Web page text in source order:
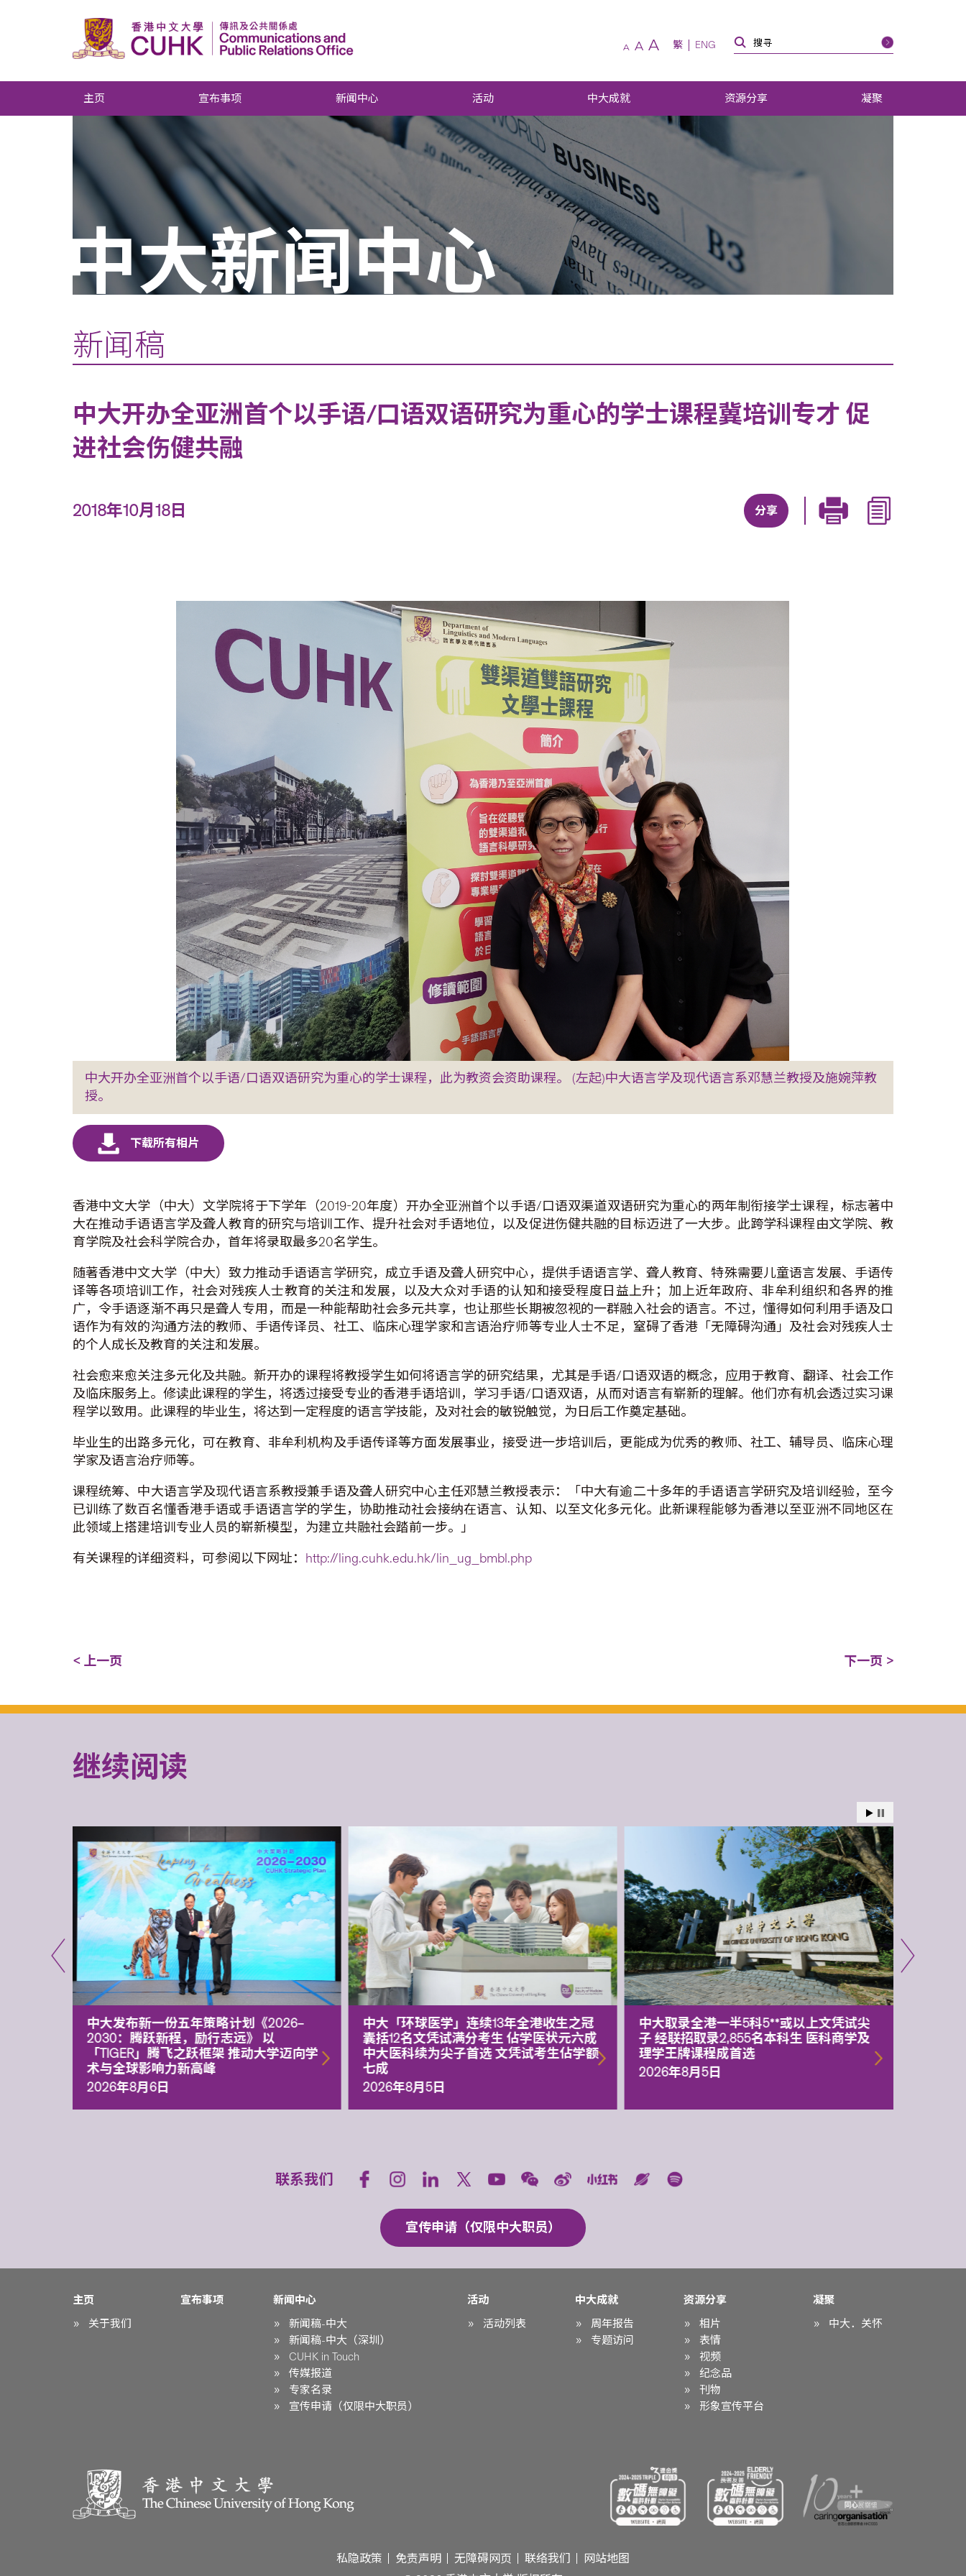
A A A 繁 ENG
主页 宣布事项 新闻中心 活动 中大成就 资源分享 凝聚
中大新闻中心
新闻稿
中大开办全亚洲首个以手语/口语双语研究为重心的学士课程冀培训专才 促
进社会伤健共融
2018年10月18日 分享
中大开办全亚洲首个以手语/口语双语研究为重心的学士课程，此为教资会资助课程。 (左起)中大语言学及现代语言系邓慧兰教授及施婉萍教
授。
香港中文大学（中大）文学院将于下学年（2019-20年度）开办全亚洲首个以手语/口语双渠道双语研究为重心的两年制衔接学士课程，标志著中
大在推动手语语言学及聋人教育的研究与培训工作、提升社会对手语地位，以及促进伤健共融的目标迈进了一大步。此跨学科课程由文学院、教
育学院及社会科学院合办，首年将录取最多20名学生。
随著香港中文大学（中大）致力推动手语语言学研究，成立手语及聋人研究中心，提供手语语言学、聋人教育、特殊需要儿童语言发展、手语传
译等各项培训工作，社会对残疾人士教育的关注和发展，以及大众对手语的认知和接受程度日益上升；加上近年政府、非牟利组织和各界的推
广，令手语逐渐不再只是聋人专用，而是一种能帮助社会多元共享，也让那些长期被忽视的一群融入社会的语言。不过，懂得如何利用手语及口
语作为有效的沟通方法的教师、手语传译员、社工、临床心理学家和言语治疗师等专业人士不足，窒碍了香港「无障碍沟通」及社会对残疾人士
的个人成长及教育的关注和发展。
社会愈来愈关注多元化及共融。新开办的课程将教授学生如何将语言学的研究结果，尤其是手语/口语双语的概念，应用于教育、翻译、社会工作
及临床服务上。修读此课程的学生，将透过接受专业的香港手语培训，学习手语/口语双语，从而对语言有崭新的理解。他们亦有机会透过实习课
程学以致用。此课程的毕业生，将达到一定程度的语言学技能，及对社会的敏锐触觉，为日后工作奠定基础。
毕业生的出路多元化，可在教育、非牟利机构及手语传译等方面发展事业，接受进一步培训后，更能成为优秀的教师、社工、辅导员、临床心理
学家及语言治疗师等。
课程统筹、中大语言学及现代语言系教授兼手语及聋人研究中心主任邓慧兰教授表示：「中大有逾二十多年的手语语言学研究及培训经验，至今
已训练了数百名懂香港手语或手语语言学的学生，协助推动社会接纳在语言、认知、以至文化多元化。此新课程能够为香港以至亚洲不同地区在
此领域上搭建培训专业人员的崭新模型，为建立共融社会踏前一步。」
有关课程的详细资料，可参阅以下网址： http://ling.cuhk.edu.hk/lin_ug_bmbl.php
< 上一页 下一页 >
继续阅读
中大发布新一份五年策略计划《2026‒
2030：腾跃新程，励行志远》 以
「TIGER」腾飞之跃框架 推动大学迈向学
术与全球影响力新高峰
2026年8月6日
中大「环球医学」连续13年全港收生之冠
囊括12名文凭试满分考生 佔学医状元六成
中大医科续为尖子首选 文凭试考生佔学额
七成
2026年8月5日
中大取录全港一半5科5**或以上文凭试尖
子 经联招取录2,855名本科生 医科商学及
理学王牌课程成首选
2026年8月5日
联系我们
宣传申请（仅限中大职员）
主页
关于我们
宣布事项
新闻中心
新闻稿-中大
新闻稿-中大（深圳）
CUHK in Touch
传媒报道
专家名录
宣传申请（仅限中大职员）
活动
活动列表
中大成就
周年报告
专题访问
资源分享
相片
表情
视频
纪念品
刊物
形象宣传平台
凝聚
中大．关怀
私隐政策 免责声明 无障碍网页 联络我们
网站地图